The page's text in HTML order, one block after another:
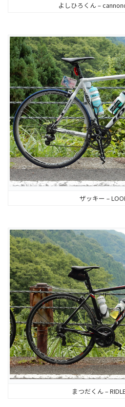
よしひろくん –
ザッキー –
まつだくん –